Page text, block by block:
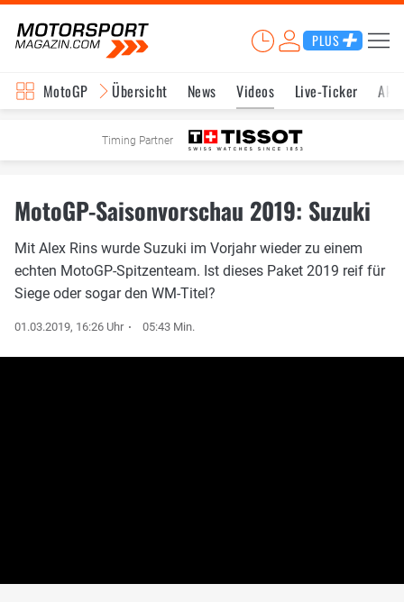
PLUS
MotoGP Übersicht News Videos Live-Ticker
Timing Partner
MotoGP-Saisonvorschau 2019: Suzuki
Mit Alex Rins wurde Suzuki im Vorjahr wieder zu einem
echten MotoGP-Spitzenteam. Ist dieses Paket 2019 reif für
Siege oder sogar den WM-Titel?
01.03.2019, 16:26 Uhr 05:43 Min.